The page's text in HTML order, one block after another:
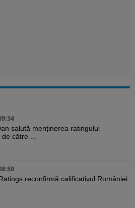
salută menținerea ratingului
de către ...
reconfirmă calificativul României